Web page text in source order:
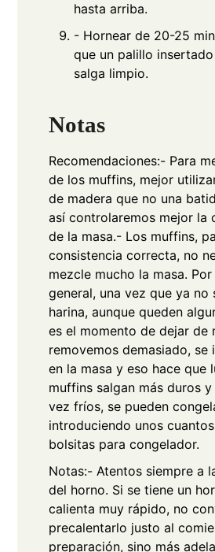
hasta arriba.
- Hornear de 20-25
que un palillo
salga limpio.
Notas
Recomendaciones:- Para
de los muffins, mejor
de madera que no una
así controlaremos mejor la
de la masa.- Los muffins,
consistencia correcta, no
mezcle mucho la masa.
general, una vez que ya no
harina, aunque queden
es el momento de dejar de
removemos demasiado, se
en la masa y eso hace que
muffins salgan más duros y
vez fríos, se pueden
introduciendo unos
bolsitas para congelador.
Notas:- Atentos siempre a
del horno. Si se tiene un
calienta muy rápido, no
precalentarlo justo al
preparación, sino más